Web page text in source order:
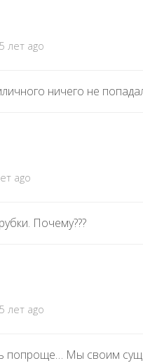
лет ago
ничего не
ago
Почему???
лет ago
попроще… Мы своим